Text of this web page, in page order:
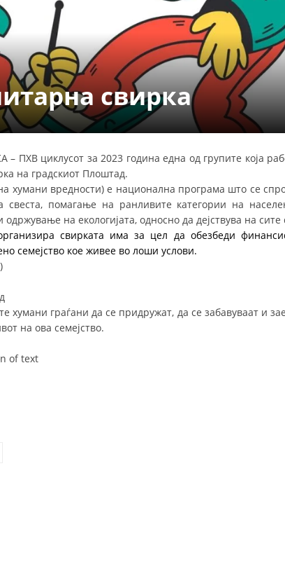
свирка
– ПХВ циклусот за 2023 година една од групите која
на градскиот Плоштад.
хумани вредности) е национална програма што се
помагање на ранливите категории на
на екологијата, односно да дејствува на
свирката има за цел да обезбеди
семејство кое живее во лоши услови.
хумани граѓани да се придружат, да се забавуваат и
на ова семејство.